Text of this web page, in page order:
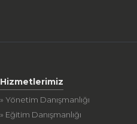
Hizmetlerimiz
» Yönetim Danışmanlığı
» Eğitim Danışmanlığı